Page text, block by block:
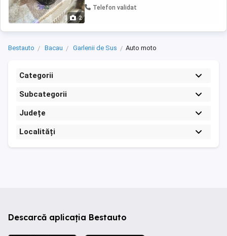
2
Telefon validat
Bestauto Bacau Garlenii de Sus Auto moto
Categorii
Subcategorii
Județe
Localități
Descarcă aplicația Bestauto